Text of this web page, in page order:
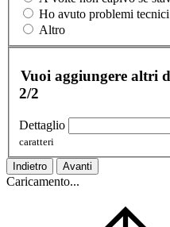
Ho avuto problemi tecnici
Altro
Vuoi aggiungere altri
2/2
Dettaglio
caratteri
Indietro Avanti
Caricamento...